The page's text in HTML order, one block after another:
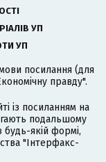
УП
УП
посилання (для
правду".
із посиланням на
подальшому
якій формі,
"Інтерфакс-